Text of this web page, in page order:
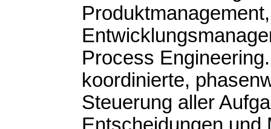
Produktmanagement,
Process
koordinierte,
Steuerung aller